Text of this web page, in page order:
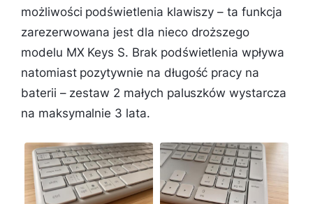
możliwości podświetlenia klawiszy – ta funkcja
zarezerwowana jest dla nieco droższego
modelu MX Keys S. Brak podświetlenia wpływa
natomiast pozytywnie na długość pracy na
baterii – zestaw 2 małych paluszków wystarcza
na maksymalnie 3 lata.